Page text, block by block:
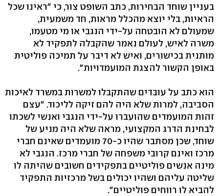
בעניין שוחד הבחירות, כתב השופט צור, כי "ראינו שכל
הראיות, בלי יוצא מהכלל מראות, חד משמעית,
שמעולם לא הובטחה על-ידי הנגבי או מי מטעמו,
משרה לאיש, לעולם נאמר שהקבלה לתפקיד לא
מותנית בכישורים, ואיש לא דיבר על תמיכה פוליטית
באופן הקשור להצגת המועמדויות".
הוא כתב על עובדים שהתקבלו למשרות במשרד לאיכות
הסביבה, למרות שלא היה להם זיקה לליכוד. "עצם
זהות המועמדים שהועברו על-ידי הנגבי ואנשי לשכתו
לבחינת הדרג המקצועי, מראה שלא היה מניע של
שוחד, שכן מסתבר שהיו כ-70 מועמדים שאינם חברי
מרכז ואינם קרובי משפחה של חברי מרכז. הנגבי לא
מינה אנשים פוליטיים בתפקידים חשובים שהיתה לו
שליטה עליהם ושהיו יכולים בשל מרכזיות התפקיד
להביא לו רווחים פוליטיים".